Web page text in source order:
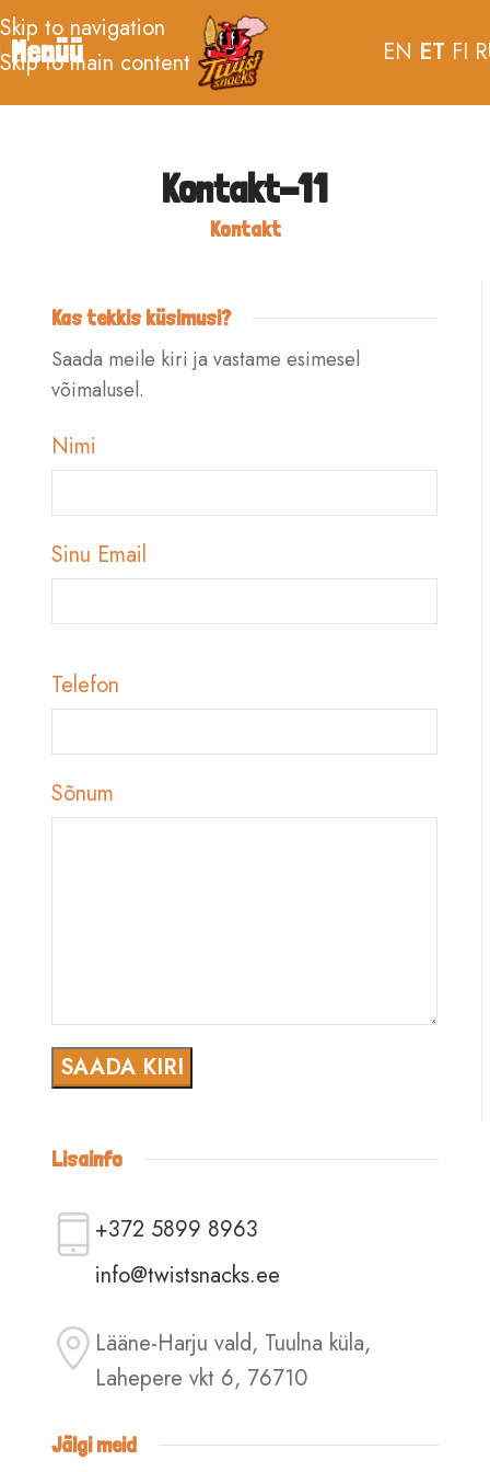
Skip to navigation
Skip to main content
Menüü EN ET FI
Kontakt-11
Kontakt
Kas tekkis küsimusi?
Saada meile kiri ja vastame esimesel
võimalusel.
Nimi
Sinu Email
Telefon
Sõnum
Lisainfo
+372 5899 8963
info@twistsnacks.ee
Lääne-Harju vald, Tuulna küla,
Lahepere vkt 6, 76710
Jälgi meid